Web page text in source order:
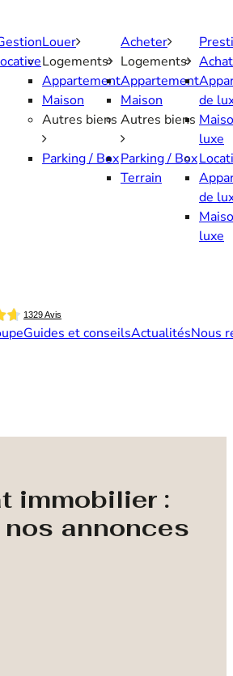
Louer
Logements
Appartement
Maison
Autres biens
Parking / Box
Acheter
Logements
Appartement
Maison
Autres biens
Parking / Box
Terrain
Achat
de
luxe
de
luxe
Guides et conseilsActualitésNous
immobilier :
annonces